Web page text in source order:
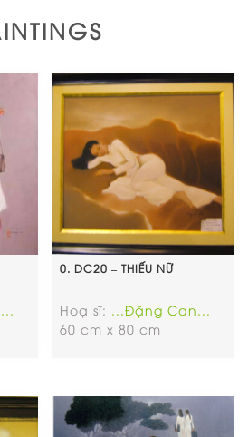
0. DC20 – THIẾU NỮ
Hoạ sĩ: ...Đặng Can...
60 cm x 80 cm